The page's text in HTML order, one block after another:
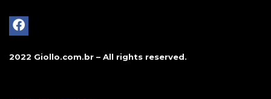
2022 Giollo.com.br – All rights reserved.